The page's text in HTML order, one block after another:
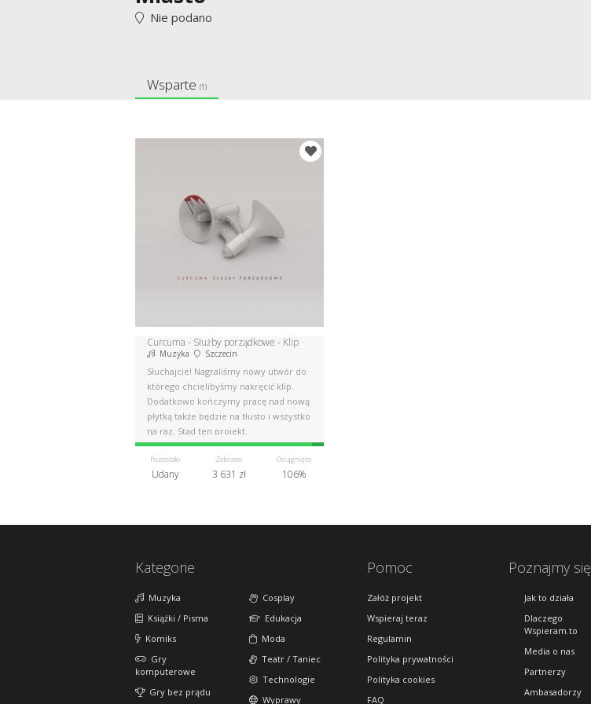
Nie podano
Wsparte (1)
Curcuma - Służby porządkowe - Klip
Muzyka Szczecin
Słuchajcie! Nagraliśmy nowy utwór do
którego chcielibyśmy nakręcić klip.
Dodatkowo kończymy pracę nad nową
płytką także będzie na tłusto i wszystko
na raz. Stąd ten projekt.
Pozostało
Udany
Zebrano
3 631 zł
Osiągnięto
106%
Kategorie
Muzyka
Książki / Pisma
Komiks
Gry
komputerowe
Gry bez prądu
Cosplay
Edukacja
Moda
Teatr / Taniec
Technologie
Wyprawy
Pomoc
Załóż projekt
Wspieraj teraz
Regulamin
Polityka prywatności
Polityka cookies
FAQ
Poznajmy się
Jak to działa
Dlaczego
Wspieram.to
Media o nas
Partnerzy
Ambasadorzy